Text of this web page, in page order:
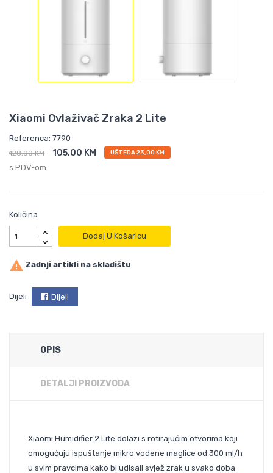
Xiaomi Ovlaživač Zraka 2 Lite
Referenca: 7790
128,00 KM 105,00 KM UŠTEDA 23,00 KM
s PDV-om
Količina
Dodaj U Košaricu
 Zadnji artikli na skladištu
Dijeli Dijeli
OPIS
DETALJI PROIZVODA
Xiaomi Humidifier 2 Lite dolazi s rotirajućim otvorima koji
omogućuju ispuštanje mikro vodene maglice od 300 ml/h
u svim pravcima kako bi udisali svjež zrak u svako doba